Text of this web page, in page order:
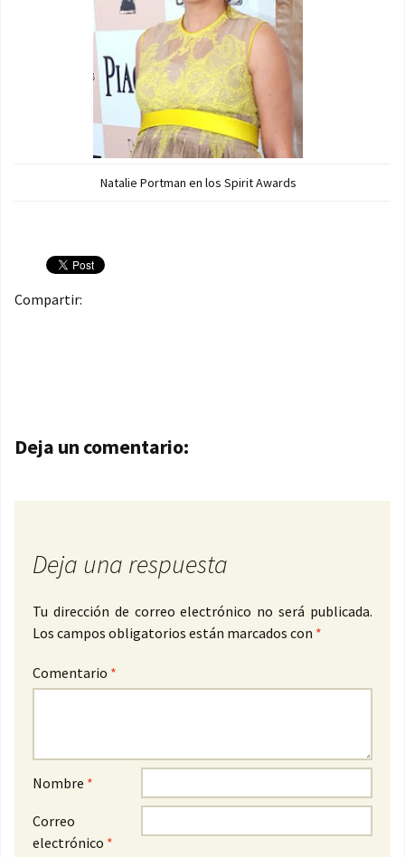
Natalie Portman en los Spirit Awards
Compartir:
Navegación de entradas
Deja un comentario:
Deja una respuesta
Tu dirección de correo electrónico no será publicada.
Los campos obligatorios están marcados con *
Comentario *
Nombre *
Correo
electrónico *